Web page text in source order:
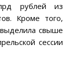
рублей из
Кроме того,
свыше
сессии